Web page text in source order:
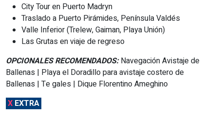
City Tour en Puerto Madryn
Traslado a Puerto Pirámides, Península Valdés
Valle Inferior (Trelew, Gaiman, Playa Unión)
Las Grutas en viaje de regreso
OPCIONALES RECOMENDADOS:Navegación Avistaje de
Ballenas | Playa el Doradillo para avistaje costero de
Ballenas | Te gales | Dique Florentino Ameghino
X EXTRA